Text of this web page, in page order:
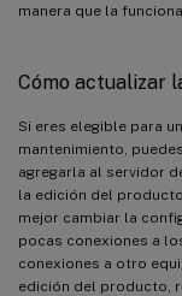
manera que la
Cómo actualizar
Si eres elegible para
mantenimiento,
agregarla al servidor
la edición del
mejor cambiar la
pocas conexiones a
conexiones a otro
edición del producto,